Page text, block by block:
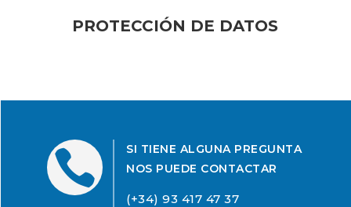
PROTECCIÓN DE DATOS

SI TIENE ALGUNA PREGUNTA
NOS PUEDE CONTACTAR
(+34) 93 417 47 37